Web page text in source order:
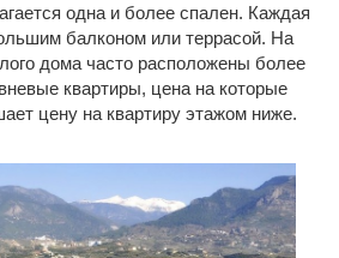
одна и более спален. Каждая
балконом или террасой. На
дома часто расположены более
квартиры, цена на которые
цену на квартиру этажом ниже.